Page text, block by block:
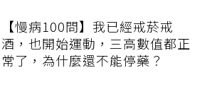
【慢病100問】我已經戒菸戒
酒，也開始運動，三高數值都正
常了，為什麼還不能停藥？